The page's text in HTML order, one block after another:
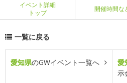
イベント詳細
トップ
開催時間な
一覧に戻る
愛知県のGWイベント一覧へ 愛
示